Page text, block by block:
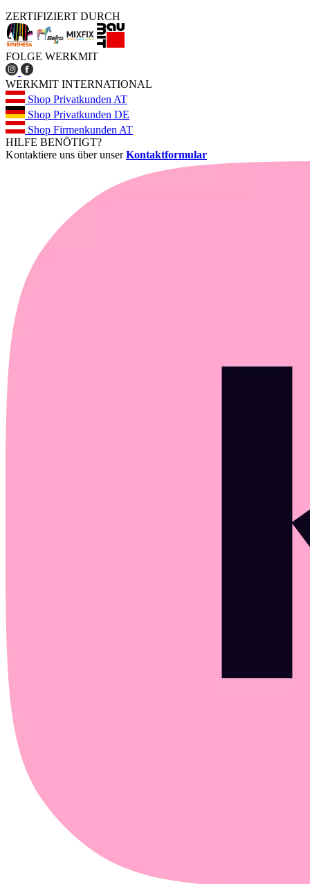
ZERTIFIZIERT DURCH
FOLGE WERKMIT
WERKMIT INTERNATIONAL
Shop Privatkunden AT
Shop Privatkunden DE
Shop Firmenkunden AT
HILFE BENÖTIGT?
Kontaktiere uns über unserKontaktformular